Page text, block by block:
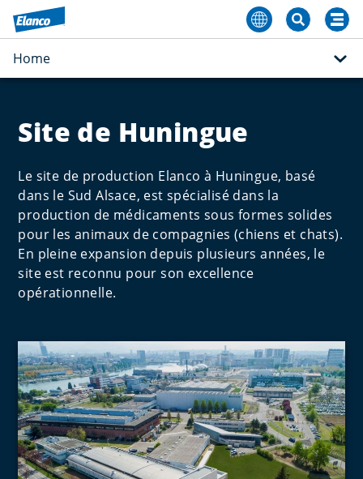
Home
Site de Huningue
Le site de production Elanco à Huningue, basé
dans le Sud Alsace, est spécialisé dans la
production de médicaments sous formes solides
pour les animaux de compagnies (chiens et chats).
En pleine expansion depuis plusieurs années, le
site est reconnu pour son excellence
opérationnelle.